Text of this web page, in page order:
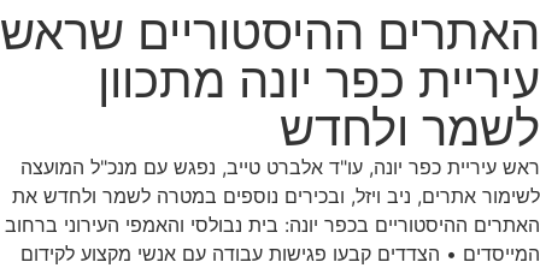
האתרים ההיסטוריים שראש
עיריית כפר יונה מתכוון
לשמר ולחדש
ראש עיריית כפר יונה, עו"ד אלברט טייב, נפגש עם מנכ"ל המועצה
לשימור אתרים, ניב ויזל, ובכירים נוספים במטרה לשמר ולחדש את
האתרים ההיסטוריים בכפר יונה: בית נבולסי והאמפי העירוני ברחוב
המייסדים • הצדדים קבעו פגישות עבודה עם אנשי מקצוע לקידום